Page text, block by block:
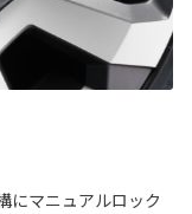
にマニュアルロック